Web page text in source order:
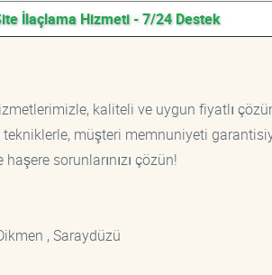
İlaçlama Hizmeti - 7/24 Destek
kaliteli ve uygun fiyatlı
müşteri memnuniyeti
sorunlarınızı çözün!
, Saraydüzü